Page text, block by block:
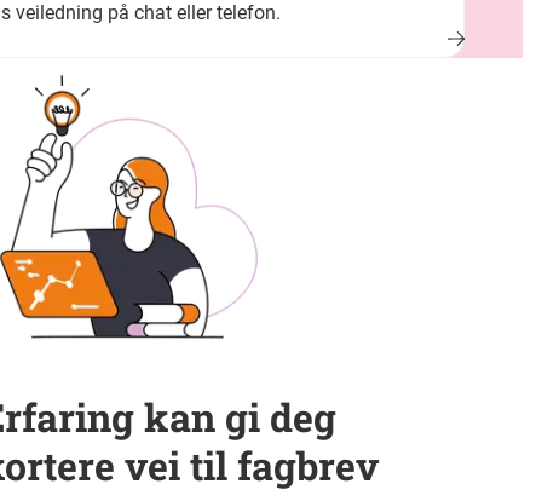
veiledning på chat eller telefon.
kan gi deg
vei til fagbrev